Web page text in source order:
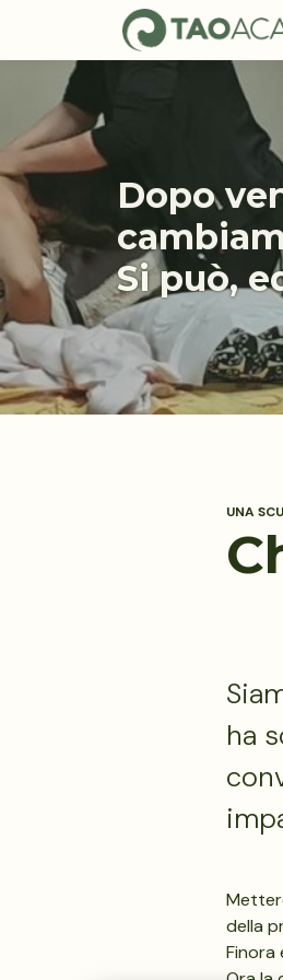
Dopo
Si può,
UNA
ha
della
Finora